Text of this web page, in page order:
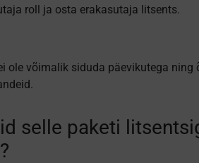
roll ja osta erakasutaja litsents.
ole võimalik siduda päevikutega ning
selle paketi